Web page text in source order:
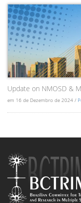
Update on NMOSD &
em 16 de Dezembro de 2024 /